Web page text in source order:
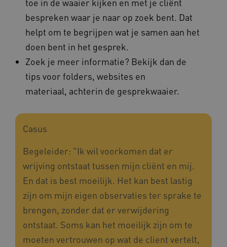
bespreken waar je naar op zoek bent. Dat
helpt om te begrijpen wat je samen aan het
doen bent in het gesprek.
Zoek je meer informatie? Bekijk dan de
tips voor folders, websites en
materiaal, achterin de gesprekwaaier.
Casus
Begeleider: "Ik wil voorkomen dat er
wrijving ontstaat tussen mijn cliënt en mij.
En dat is best moeilijk. Het kan best lastig
zijn om mijn eigen observaties ter sprake te
brengen, zonder dat er verwijdering
ontstaat. Soms kan het moeilijk zijn om te
moeten vertrouwen op wat de client vertelt,
Amazon.com Inc.
vilans.blueconic.net
AWSALBCORS
Amazon.com Inc.
a594.kennispleingehandicaptensector.nl
UMB_SESSION www.kennispleingehandicaptensector.nl
.www.kennispleingehandicaptensector.nl